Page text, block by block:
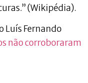
(Wikipédia).
Luís Fernando
não corroboraram